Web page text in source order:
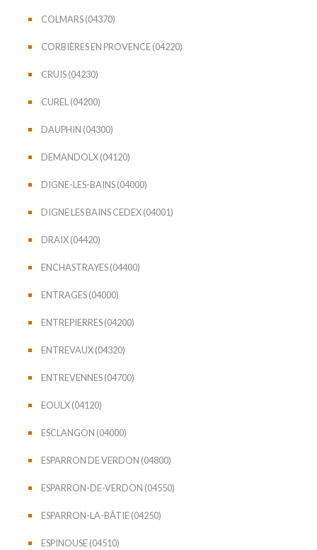
COLMARS (04370)
CORBIÈRES EN PROVENCE (04220)
CRUIS (04230)
CUREL (04200)
DAUPHIN (04300)
DEMANDOLX (04120)
DIGNE-LES-BAINS (04000)
DIGNE LES BAINS CEDEX (04001)
DRAIX (04420)
ENCHASTRAYES (04400)
ENTRAGES (04000)
ENTREPIERRES (04200)
ENTREVAUX (04320)
ENTREVENNES (04700)
EOULX (04120)
ESCLANGON (04000)
ESPARRON DE VERDON (04800)
ESPARRON-DE-VERDON (04550)
ESPARRON-LA-BÂTIE (04250)
ESPINOUSE (04510)